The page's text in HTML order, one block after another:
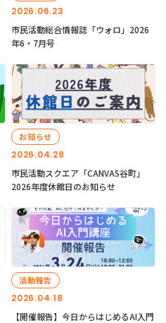
2026.06.23
市民活動総合情報誌「ウォロ」2026
年6・7月号
2026.04.28
お知らせ
市民活動スクエア「CANVAS谷町」
2026年度休館日のお知らせ
2026.04.18
活動報告
【開催報告】今日からはじめるAI入門